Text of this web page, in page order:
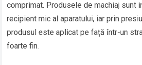
comprimat. Produsele de machiaj sunt
recipient mic al aparatului, iar prin
produsul este aplicat pe față într-un
foarte fin.